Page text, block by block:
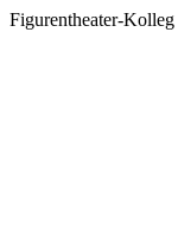
Figurentheater-